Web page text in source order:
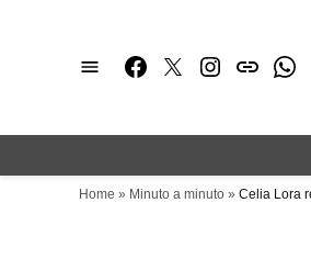
Facebook
TwitterInstagram
issuu
Home » Minuto a minuto » Celia Lora